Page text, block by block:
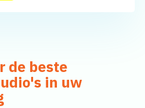
de beste
in uw